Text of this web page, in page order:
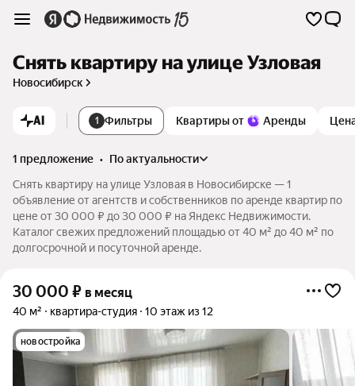
Снять квартиру на улице Узловая
Новосибирск
AI 1 Фильтры Квартиры от Аренды
1 предложение •
по актуальности
Снять квартиру на улице Узловая в Новосибирске — 1
объявление от агентств и собственников по аренде квартир по
цене от 30 000 ₽ до 30 000 ₽ на Яндекс Недвижимости.
Каталог свежих предложений площадью от 40 м² до 40 м² по
долгосрочной и посуточной аренде.
30 000 ₽ в месяц
40 м² квартира-студия 10 этаж из 12
новостройка